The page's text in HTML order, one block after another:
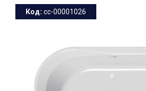
КонтактыКолеровка
Код: cc-00001026